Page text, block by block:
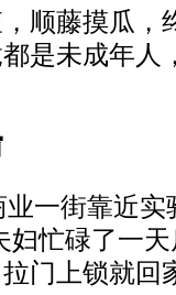
藤摸瓜，
是未成年人
街靠近实
妇忙碌了一
门上锁就回